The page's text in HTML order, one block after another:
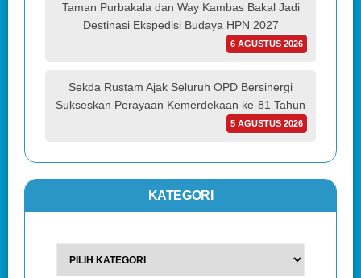
Taman Purbakala dan Way Kambas Bakal Jadi
Destinasi Ekspedisi Budaya HPN 2027
6 AGUSTUS 2026
Sekda Rustam Ajak Seluruh OPD Bersinergi
Sukseskan Perayaan Kemerdekaan ke-81 Tahun
5 AGUSTUS 2026
KATEGORI